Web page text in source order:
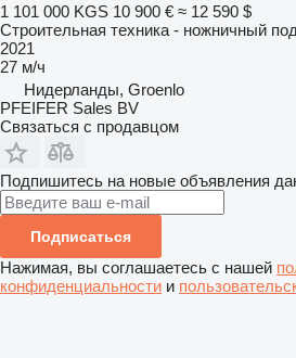
1 101 000 KGS 10 900 € ≈ 12 590 $
Строительная техника - ножничный
2021
27 м/ч
Нидерланды, Groenlo
PFEIFER Sales BV
Связаться с продавцом
Подпишитесь на новые объявления
Подписаться
Нажимая, вы соглашаетесь с нашей
конфиденциальности и